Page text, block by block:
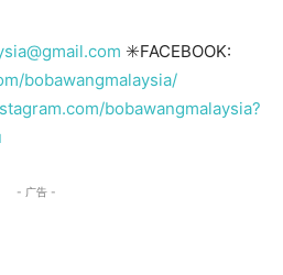
✳️FACEBOOK:
bobawangmalaysia/
bobawangmalaysia?
- 广告 -